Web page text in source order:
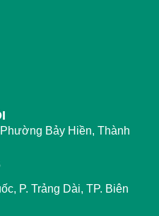
Bảy Hiền, Thành
P. Trảng Dài, TP. Biên